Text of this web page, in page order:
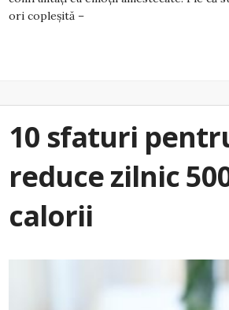
ori copleșită –
10 sfaturi
reduce zilnic
calorii